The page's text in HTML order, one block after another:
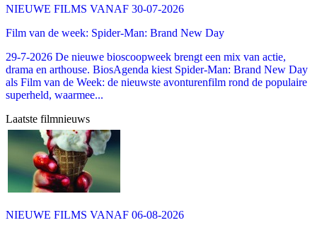
NIEUWE FILMS VANAF 30-07-2026
Film van de week: Spider-Man: Brand New Day
29-7-2026 De nieuwe bioscoopweek brengt een mix van actie,
drama en arthouse. BiosAgenda kiest Spider-Man: Brand New Day
als Film van de Week: de nieuwste avonturenfilm rond de populaire
superheld, waarmee...
Laatste filmnieuws
NIEUWE FILMS VANAF 06-08-2026